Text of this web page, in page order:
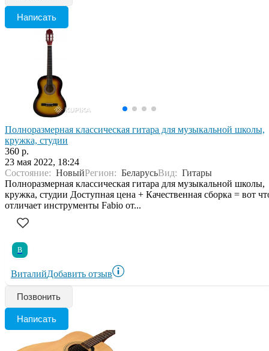
Написать
Полноразмерная классическая гитара для музыкальной школы,
кружка, студии
360 р.
23 мая 2022, 18:24
Состояние: НовыйРегион: БеларусьВид: Гитары
Полноразмерная классическая гитара для музыкальной школы,
кружка, студии Доступная цена + Качественная сборка = вот
отличает инструменты Fabio от...
В
ВиталийДобавить отзыв
Позвонить
Написать